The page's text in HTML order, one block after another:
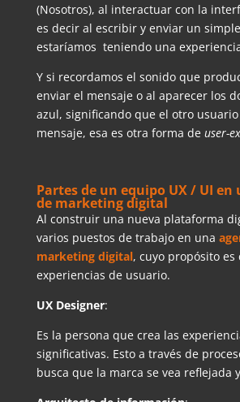
(Nosotros), al interactuar con la
es decir al escribir y enviar un
estaríamos teniendo una
Y si recordamos el sonido que
enviar el mensaje o al aparecer los
azul, significando que el otro
mensaje, esa es otra forma de user-
Partes de un equipo UX / UI en
de marketing digital
Al construir una nueva plataforma
varios puestos de trabajo en una
marketing digital, cuyo propósito
experiencias de usuario.
UX Designer:
Es la persona que crea las
significativas. Esto a través de
busca que la marca se vea reflejada